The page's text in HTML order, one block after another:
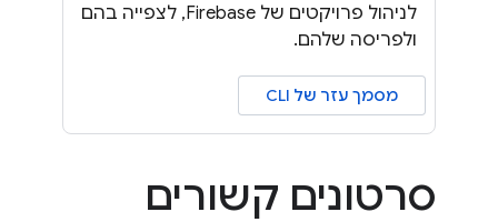
לניהול פרויקטים של Firebase, לצפייה בהם
ולפריסה שלהם.
מסמך עזר של CLI
סרטונים קשורים